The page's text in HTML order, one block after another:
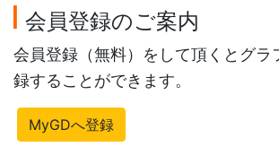
会員登録のご案内
会員登録（無料）をして頂くとグラ
録することができます。
MyGDへ登録